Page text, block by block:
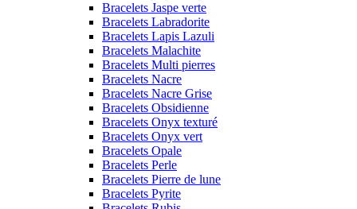
Bracelets Jaspe verte
Bracelets Labradorite
Bracelets Lapis Lazuli
Bracelets Malachite
Bracelets Multi pierres
Bracelets Nacre
Bracelets Nacre Grise
Bracelets Obsidienne
Bracelets Onyx texturé
Bracelets Onyx vert
Bracelets Opale
Bracelets Perle
Bracelets Pierre de lune
Bracelets Pyrite